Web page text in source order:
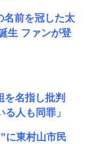
名前を冠した太
生 ファンが登
を名指し批判
人も同罪」
に東村山市民